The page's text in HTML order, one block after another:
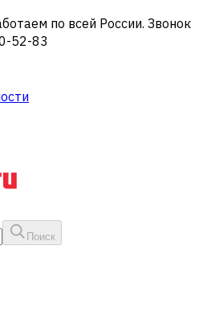
по всей России. Звонок
52-83
Поиск